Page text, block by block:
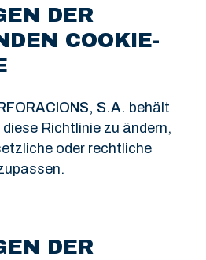
DER
COOKIE-
S.A. behält
Richtlinie zu ändern,
oder rechtliche
DER